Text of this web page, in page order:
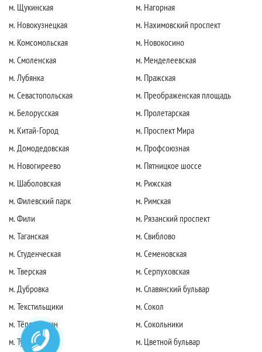
м. Щукинская
м. Новокузнецкая
м. Комсомольская
м. Смоленская
м. Лубянка
м. Севастопольская
м. Белорусская
м. Китай-Город
м. Домодедовская
м. Новогиреево
м. Шаболовская
м. Филевский парк
м. Фили
м. Таганская
м. Студенческая
м. Тверская
м. Дубровка
м. Текстильщики
м. Тёплый стан
м. Тушинская
м. Нагорная
м. Нахимовский проспект
м. Новокосино
м. Менделеевская
м. Пражская
м. Преображенская площадь
м. Пролетарская
м. Проспект Мира
м. Профсоюзная
м. Пятницкое шоссе
м. Рижская
м. Римская
м. Рязанский проспект
м. Свиблово
м. Семеновская
м. Серпуховская
м. Славянский бульвар
м. Сокол
м. Сокольники
м. Цветной бульвар